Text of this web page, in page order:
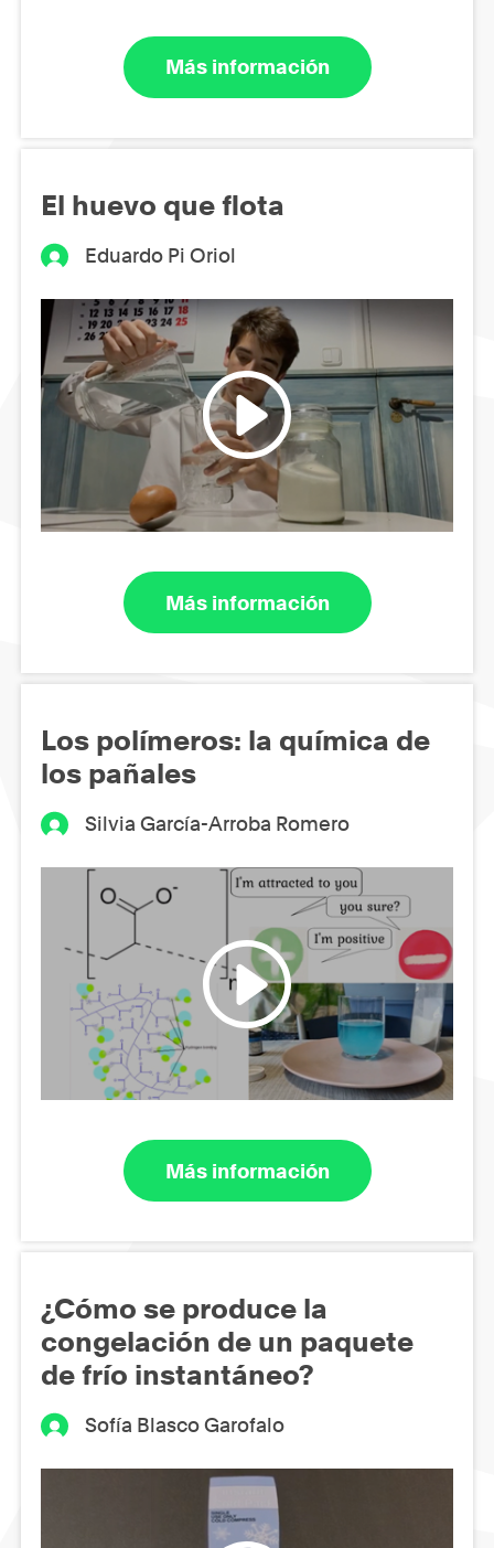
Más información
El huevo que flota
Eduardo Pi Oriol
Más información
Los polímeros: la química de
los pañales
Silvia García-Arroba Romero
Más información
¿Cómo se produce la
congelación de un paquete
de frío instantáneo?
Sofía Blasco Garofalo